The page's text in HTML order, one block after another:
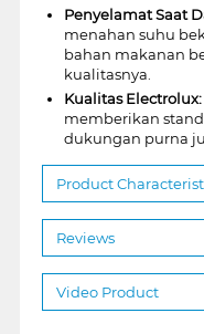
Penyelamat Saat
menahan suhu
bahan makanan
kualitasnya.
Kualitas Electrolux:
memberikan
dukungan purna
Product
Reviews
Video Product